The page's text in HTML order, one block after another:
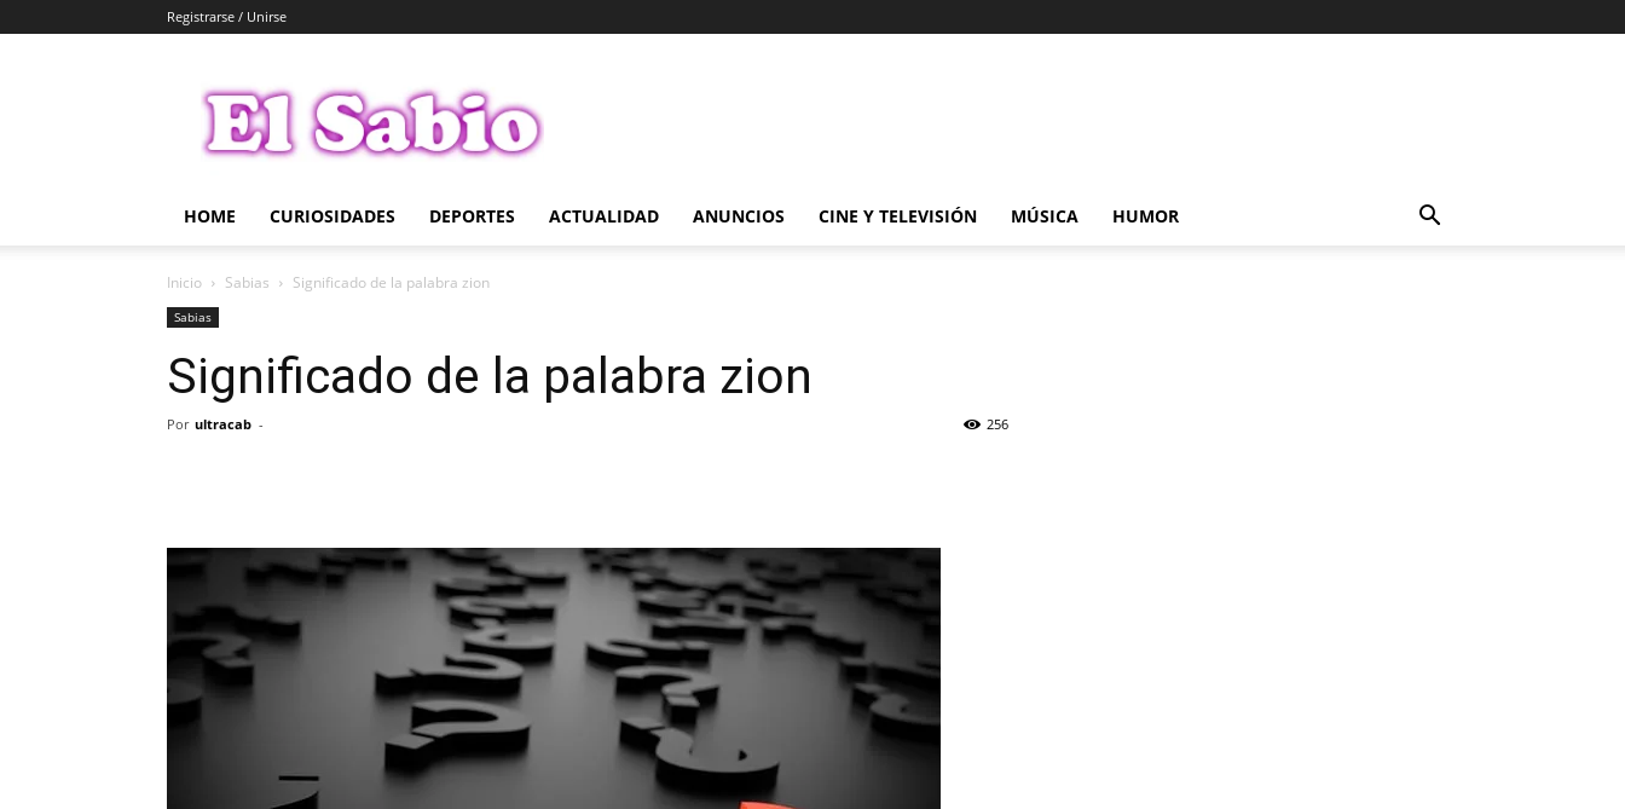
Registrarse / Unirse
Sabio
HOME CURIOSIDADES DEPORTES ACTUALIDAD ANUNCIOS CINE Y TELEVISIÓN MÚSICA HUMOR
Inicio Sabias Significado de la palabra zion
Sabias
Significado de la palabra zion
Por ultracab - 256